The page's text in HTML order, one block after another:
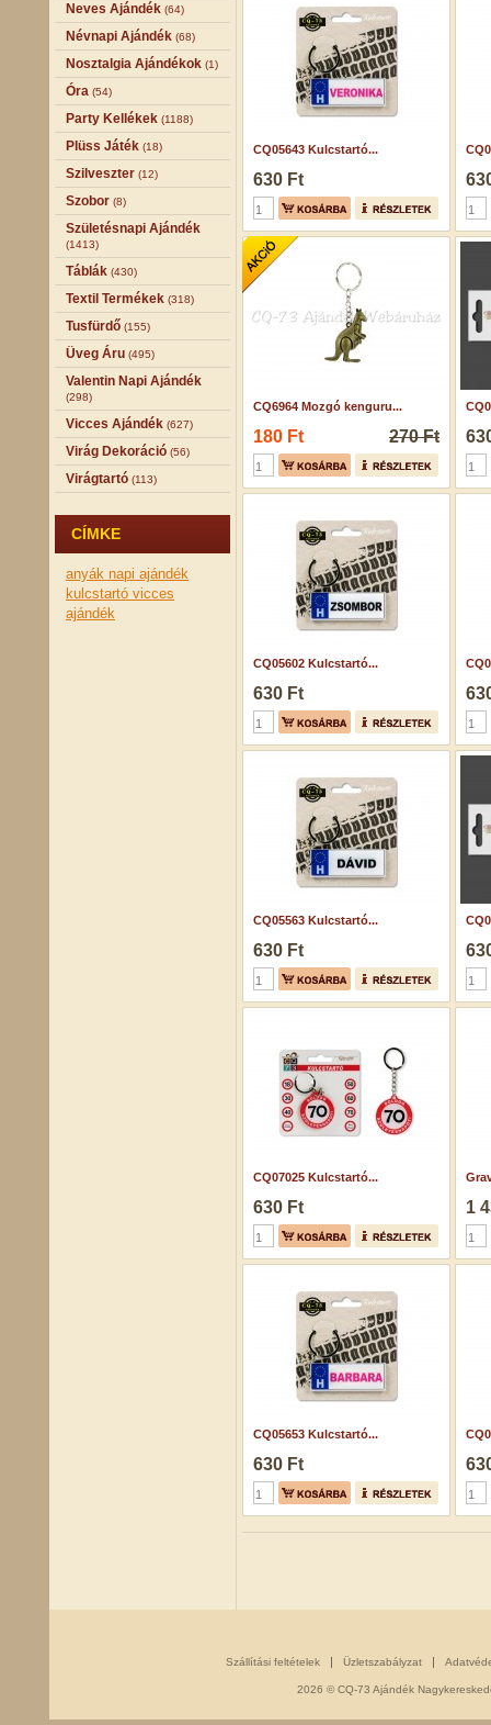
Neves Ajándék (64)
Névnapi Ajándék (68)
Nosztalgia Ajándékok (1)
Óra (54)
Party Kellékek (1188)
Plüss Játék (18)
Szilveszter (12)
Szobor (8)
Születésnapi Ajándék
(1413)
Táblák (430)
Textil Termékek (318)
Tusfürdő (155)
Üveg Áru (495)
Valentin Napi Ajándék
(298)
Vicces Ajándék (627)
Virág Dekoráció (56)
Virágtartó (113)
CÍMKE
anyák napi ajándék
kulcstartó vicces
ajándék
CQ05643 Kulcstartó...
630 Ft
CQ6964 Mozgó kenguru...
180 Ft 270 Ft
CQ05602 Kulcstartó...
630 Ft
CQ05563 Kulcstartó...
630 Ft
CQ07025 Kulcstartó...
630 Ft 1
CQ05653 Kulcstartó...
630 Ft
Szállítási feltételek Üzletszabályzat
2026 © CQ-73 Ajándék